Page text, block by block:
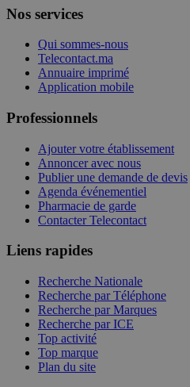
Nos services
Qui sommes-nous
Telecontact.ma
Annuaire imprimé
Application mobile
Professionnels
Ajouter votre établissement
Annoncer avec nous
Publier une demande de devis
Agenda événementiel
Pharmacie de garde
Contacter Telecontact
Liens rapides
Recherche Nationale
Recherche par Téléphone
Recherche par Marques
Recherche par ICE
Top activité
Top marque
Plan du site